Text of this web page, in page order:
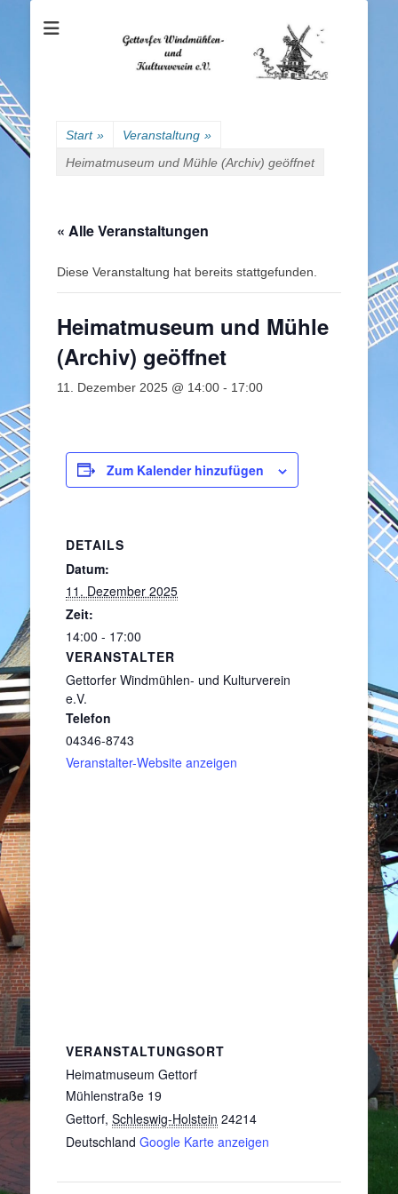
Gettorfer
Windmühlen- und
Kulturverein e.V.
Start » Veranstaltung »
Heimatmuseum und Mühle (Archiv) geöffnet
« Alle Veranstaltungen
Diese Veranstaltung hat bereits stattgefunden.
Heimatmuseum und Mühle
(Archiv) geöffnet
11. Dezember 2025 @ 14:00 - 17:00
Zum Kalender hinzufügen
DETAILS
Datum:
11. Dezember 2025
Zeit:
14:00 - 17:00
VERANSTALTER
Gettorfer Windmühlen- und Kulturverein
e.V.
Telefon
04346-8743
Veranstalter-Website anzeigen
VERANSTALTUNGSORT
Heimatmuseum Gettorf
Mühlenstraße 19
Gettorf, Schleswig-Holstein 24214
Deutschland Google Karte anzeigen